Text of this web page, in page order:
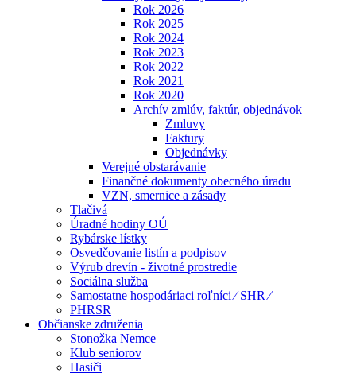
Rok 2026
Rok 2025
Rok 2024
Rok 2023
Rok 2022
Rok 2021
Rok 2020
Archív zmlúv, faktúr, objednávok
Zmluvy
Faktury
Objednávky
Verejné obstarávanie
Finančné dokumenty obecného úradu
VZN, smernice a zásady
Tlačivá
Úradné hodiny OÚ
Rybárske lístky
Osvedčovanie listín a podpisov
Výrub drevín - životné prostredie
Sociálna služba
Samostatne hospodáriaci roľníci ⁄ SHR ⁄
PHRSR
Občianske združenia
Stonožka Nemce
Klub seniorov
Hasiči